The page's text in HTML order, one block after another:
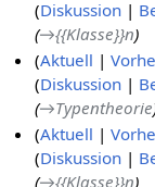
s
s
u
n
g
f
a
s
s
u
n
g
e
n
f
a
s
s
u
n
m
m
e
n
f
a
s
s
s
z
u
s
a
m
m
n
g
s
z
u
s
a
t
u
n
g
s
z
u
e
i
t
u
n
g
s
e
B
e
a
r
b
e
i
1
Diskussion
→{{Klasse}}n
Aktuell
Diskussion
→Typentheorie
Aktuell
Diskussion
→{{Klasse}}n